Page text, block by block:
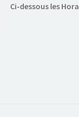
Ci-dessous les